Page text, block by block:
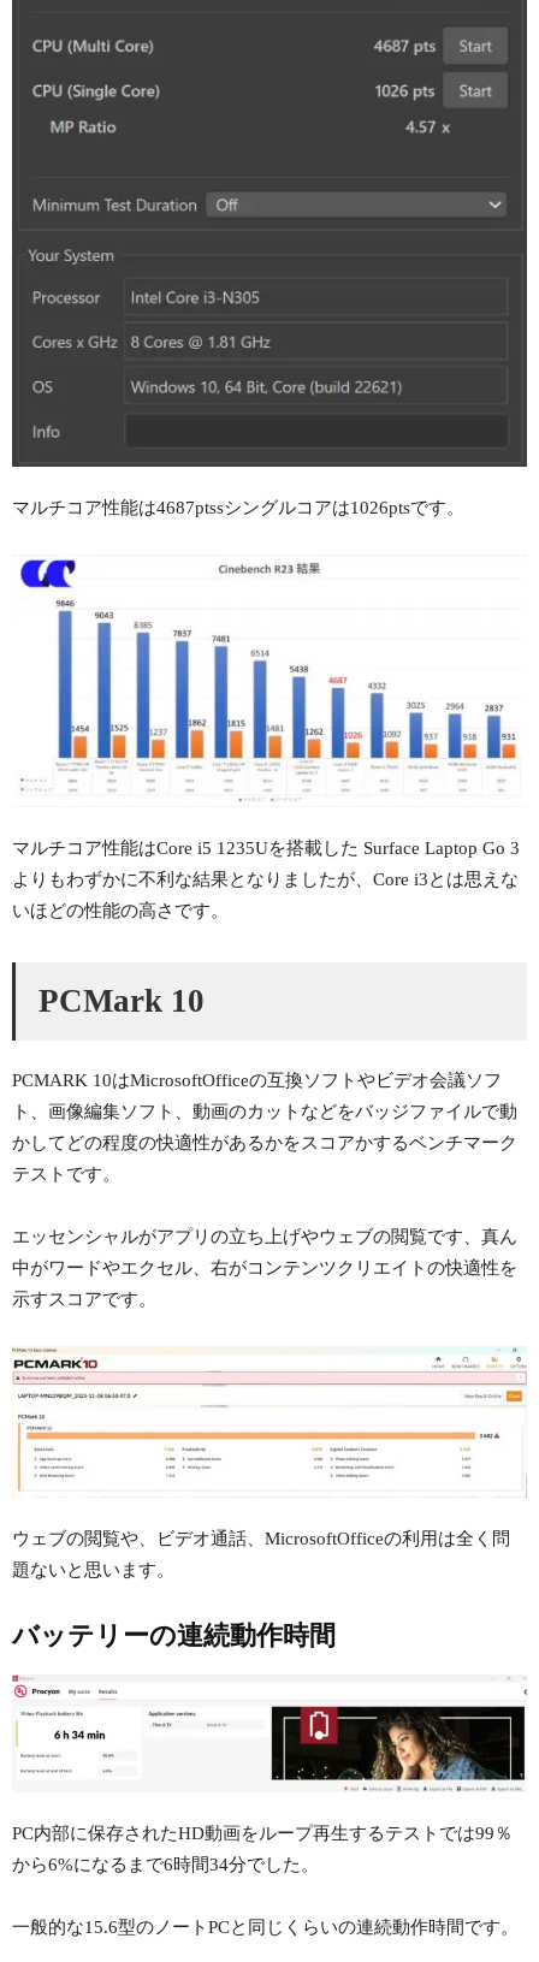
マルチコア性能は4687ptssシングルコアは1026ptsです。
マルチコア性能はCore i5 1235Uを搭載した Surface Laptop Go 3
よりもわずかに不利な結果となりましたが、Core i3とは思えな
いほどの性能の高さです。
PCMark 10
PCMARK 10はMicrosoftOfficeの互換ソフトやビデオ会議ソフ
ト、画像編集ソフト、動画のカットなどをバッジファイルで動
かしてどの程度の快適性があるかをスコアかするベンチマーク
テストです。
エッセンシャルがアプリの立ち上げやウェブの閲覧です、真ん
中がワードやエクセル、右がコンテンツクリエイトの快適性を
示すスコアです。
ウェブの閲覧や、ビデオ通話、MicrosoftOfficeの利用は全く問
題ないと思います。
バッテリーの連続動作時間
PC内部に保存されたHD動画をループ再生するテストでは99％
から6%になるまで6時間34分でした。
一般的な15.6型のノートPCと同じくらいの連続動作時間です。